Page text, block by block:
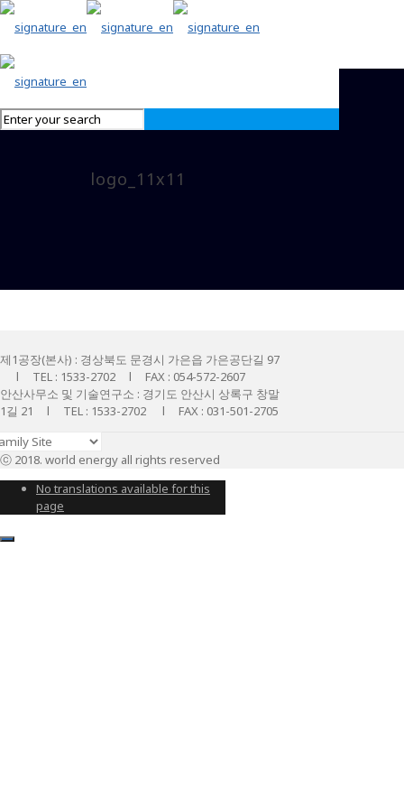
logo_11x11
제1공장(본사) : 경상북도 문경시 가은읍 가은공단길 97
l TEL : 1533-2702 l FAX : 054-572-2607
안산사무소 및 기술연구소 : 경기도 안산시 상록구 창말
1길 21 l TEL : 1533-2702 l FAX : 031-501-2705
ⓒ 2018. world energy all rights reserved
No translations available for this
page